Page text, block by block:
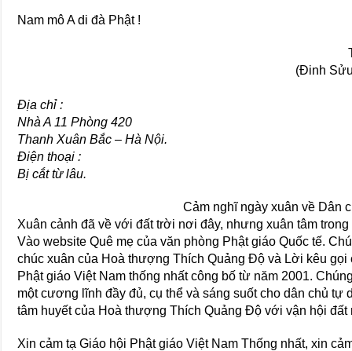
Nam mô A di đà Phật !
(Ðinh
Ðịa chỉ :
Nhà A 11 Phòng 420
Thanh Xuân Bắc – Hà Nội.
Ðiện thoại :
Bị cắt từ lâu.
Cảm nghĩ ngày xuân về Dân
Xuân cảnh đã về với đất trời nơi đây, nhưng xuân tâm
Vào website Quê mẹ của văn phòng Phật giáo Quốc tế.
chúc xuân của Hoà thượng Thích Quảng Ðộ và Lời kêu
Phật giáo Việt Nam thống nhất công bố từ năm 2001.
một cương lĩnh đầy đủ, cụ thể và sáng suốt cho dân chủ tự
tâm huyết của Hoà thượng Thích Quảng Ðộ với vận hội
Xin cảm tạ Giáo hội Phật giáo Việt Nam Thống nhất, xin